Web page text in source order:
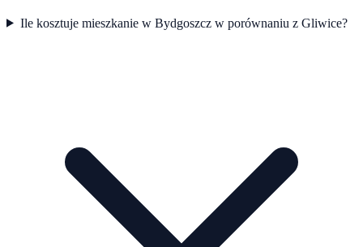
Ile kosztuje mieszkanie w Bydgoszcz w porównaniu z Gliwice?